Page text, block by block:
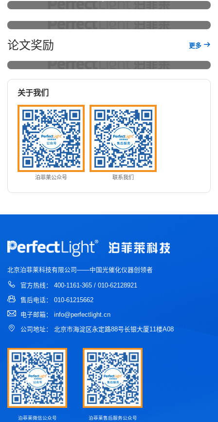
论文奖励 更多
关于我们
泊菲莱公众号 联系我们
北京泊菲莱科技有限公司——中国光催化仪器创领者
官方热线： 400-1161-365 / 010-62128921
售后电话： 010-61215662
电子邮箱： info@perfectlight.cn
公司地址： 北京市海淀区永定路88号长银大厦11楼A08
泊菲莱微信公众号 泊菲莱售后服务公众号